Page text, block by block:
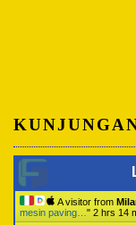
A visitor from
mesin paving… " 2 hrs 14